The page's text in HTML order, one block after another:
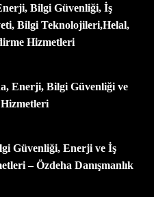
Bilgi Güvenliği, İş
Bilgi Teknolojileri,Helal,
Hizmetleri
Enerji, Bilgi Güvenliği ve
Hizmetleri
Güvenliği, Enerji ve İş
– Özdeha Danışmanlık